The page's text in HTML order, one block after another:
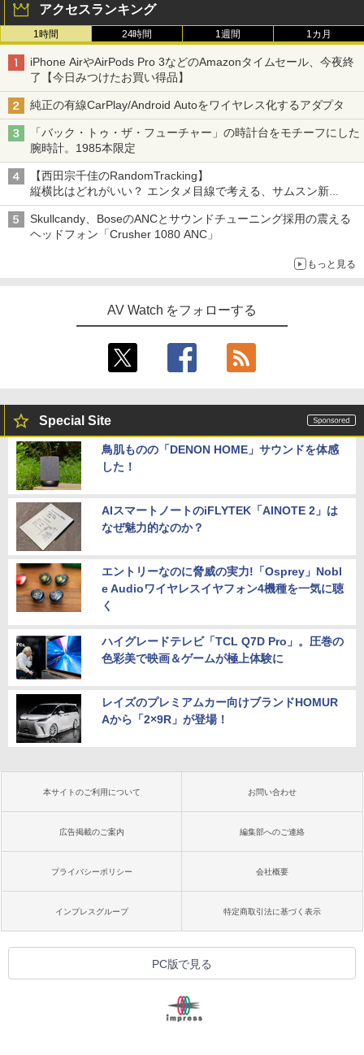
アクセスランキング
1時間 24時間 1週間 1カ月
iPhone AirやAirPods Pro 3などのAmazonタイムセール、今夜終
了【今日みつけたお買い得品】
純正の有線CarPlay/Android Autoをワイヤレス化するアダプタ
「バック・トゥ・ザ・フューチャー」の時計台をモチーフにした
腕時計。1985本限定
【西田宗千佳のRandomTracking】
縦横比はどれがいい？ エンタメ目線で考える、サムスン新
「Galaxy Z Fold」
Skullcandy、BoseのANCとサウンドチューニング採用の震える
ヘッドフォン「Crusher 1080 ANC」
もっと見る
AV Watch をフォローする
Special Site
鳥肌ものの「DENON HOME」サウンドを体感
した！
AIスマートノートのiFLYTEK「AINOTE 2」は
なぜ魅力的なのか？
エントリーなのに脅威の実力!「Osprey」Nobl
e Audioワイヤレスイヤフォン4機種を一気に聴
く
ハイグレードテレビ「TCL Q7D Pro」。圧巻の
色彩美で映画＆ゲームが極上体験に
レイズのプレミアムカー向けブランドHOMUR
Aから「2×9R」が登場！
本サイトのご利用について お問い合わせ
広告掲載のご案内 編集部へのご連絡
プライバシーポリシー 会社概要
インプレスグループ 特定商取引法に基づく表示
PC版で見る